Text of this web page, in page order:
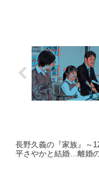
長野久義の『家族』～
平さやかと結婚…離婚